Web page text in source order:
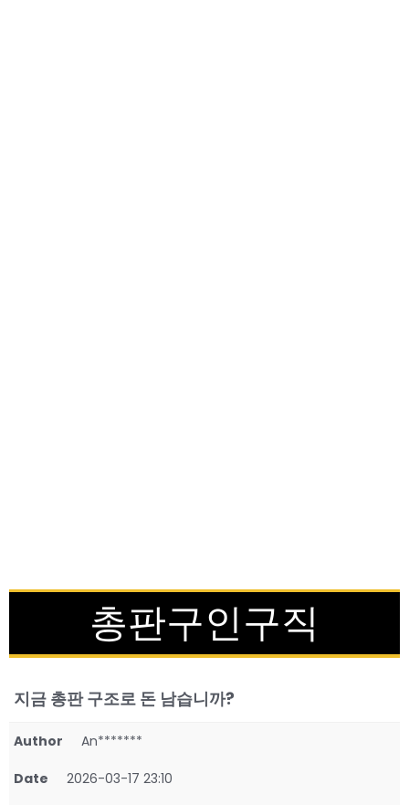
총판구인구직
지금 총판 구조로 돈 남습니까?
Author An*******
Date 2026-03-17 23:10